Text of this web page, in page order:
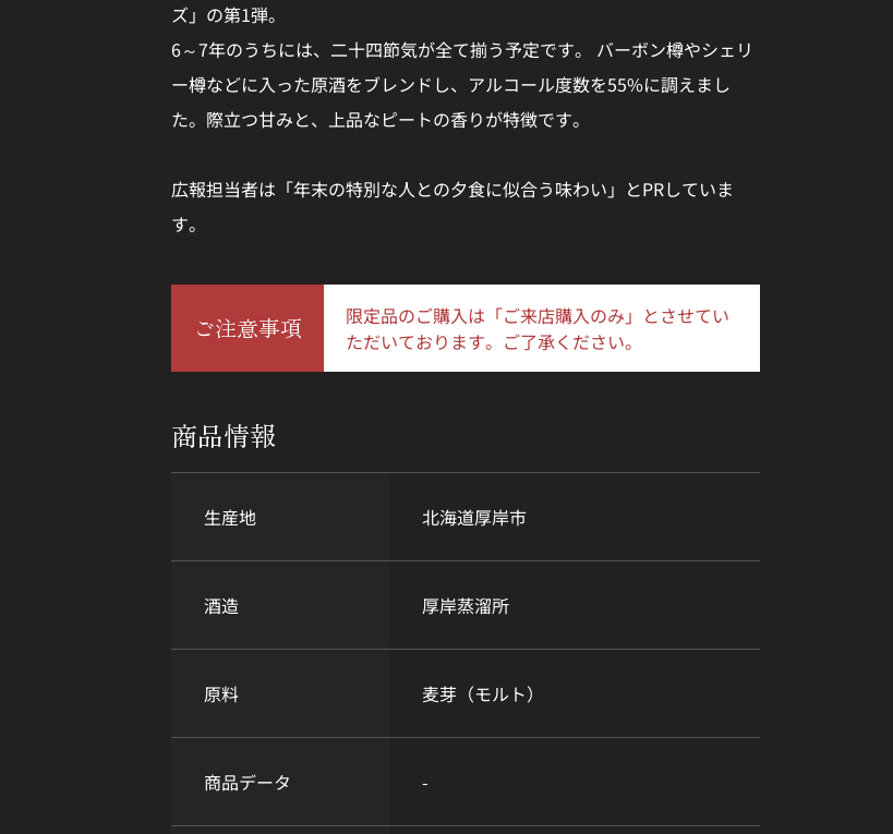
ズ」の第1弾。
6～7年のうちには、二十四節気が全て揃う予定です。 バーボン樽やシェリ
ー樽などに入った原酒をブレンドし、アルコール度数を55%に調えまし
た。際立つ甘みと、上品なピートの香りが特徴です。
広報担当者は「年末の特別な人との夕食に似合う味わい」とPRしていま
す。
ご注意事項
限定品のご購入は「ご来店購入のみ」とさせてい
ただいております。ご了承ください。
商品情報
生産地 北海道厚岸市
酒造 厚岸蒸溜所
原料 麦芽（モルト）
商品データ -